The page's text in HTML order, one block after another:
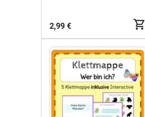
2,99 €